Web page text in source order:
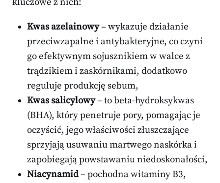
kluczowe z nich:
Kwas azelainowy– wykazuje działanie
przeciwzapalne i antybakteryjne, co czyni
go efektywnym sojusznikiem w walce z
trądzikiem i zaskórnikami, dodatkowo
reguluje produkcję sebum,
Kwas salicylowy– to beta-hydroksykwas
(BHA), który penetruje pory, pomagając je
oczyścić, jego właściwości złuszczające
sprzyjają usuwaniu martwego naskórka i
zapobiegają powstawaniu niedoskonałości,
Niacynamid– pochodna witaminy B3,